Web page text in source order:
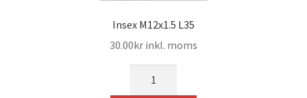
Insex M12x1.5 L35
30.00kr inkl. moms